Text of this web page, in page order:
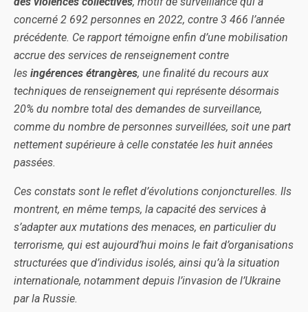
concerné 2 692 personnes en 2022, contre 3 466 l’année
précédente. Ce rapport témoigne enfin d’une mobilisation
accrue des services de renseignement contre
les ingérences étrangères, une finalité du recours aux
techniques de renseignement qui représente désormais
20% du nombre total des demandes de surveillance,
comme du nombre de personnes surveillées, soit une part
nettement supérieure à celle constatée les huit années
passées.
Ces constats sont le reflet d’évolutions conjoncturelles. Ils
montrent, en même temps, la capacité des services à
s’adapter aux mutations des menaces, en particulier du
terrorisme, qui est aujourd’hui moins le fait d’organisations
structurées que d’individus isolés, ainsi qu’à la situation
internationale, notamment depuis l’invasion de l’Ukraine
par la Russie.